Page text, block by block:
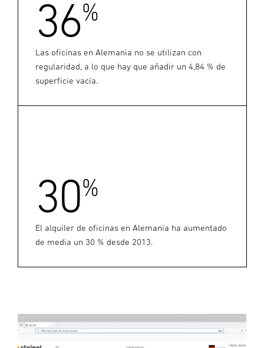
36%
Las oficinas en Alemania no se utilizan con
regularidad, a lo que hay que añadir un 4,84 % de
superficie vacía.
30%
El alquiler de oficinas en Alemania ha aumentado
de media un 30 % desde 2013.